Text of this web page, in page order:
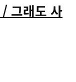
그래도 사